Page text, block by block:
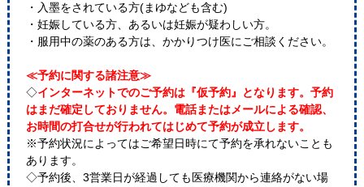
・入墨をされている方(まゆなども含む)
・妊娠している方、あるいは妊娠が疑わしい方。
・服用中の薬のある方は、かかりつけ医にご相談ください。
≪予約に関する諸注意≫
◇インターネットでのご予約は『仮予約』となります。予約
はまだ確定しておりません。電話またはメールによる確認、
お時間の打合せが行われてはじめて予約が成立します。
※予約状況によってはご希望日時にて予約を承れないことも
あります。
◇予約後、3営業日が経過しても医療機関から連絡がない場